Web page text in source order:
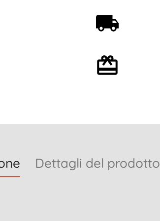
Dettagli del prodotto